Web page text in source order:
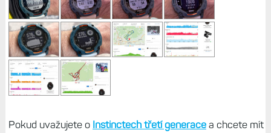
Pokud uvažujete o Instinctech třetí generacea chcete mít